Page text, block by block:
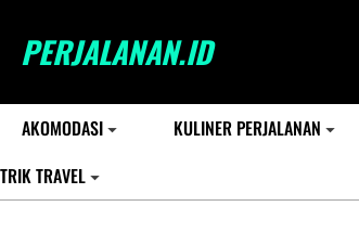
PERJALANAN.ID
AKOMODASI
KULINER PERJALANAN
TRAVEL